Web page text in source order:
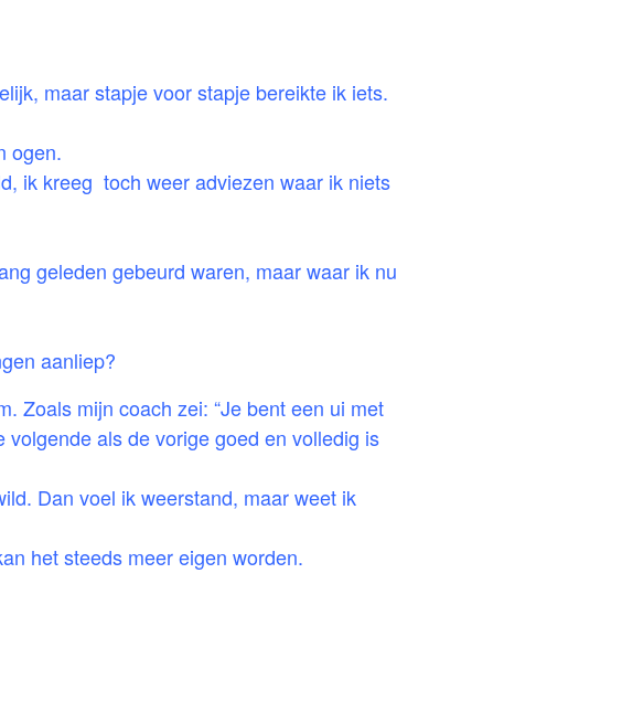
maar stapje voor stapje bereikte ik iets.
ogen.
ik kreeg toch weer adviezen waar ik niets
geleden gebeurd waren, maar waar ik nu
aanliep?
Zoals mijn coach zei: “Je bent een ui met
als de vorige goed en volledig is
Dan voel ik weerstand, maar weet ik
het steeds meer eigen worden.